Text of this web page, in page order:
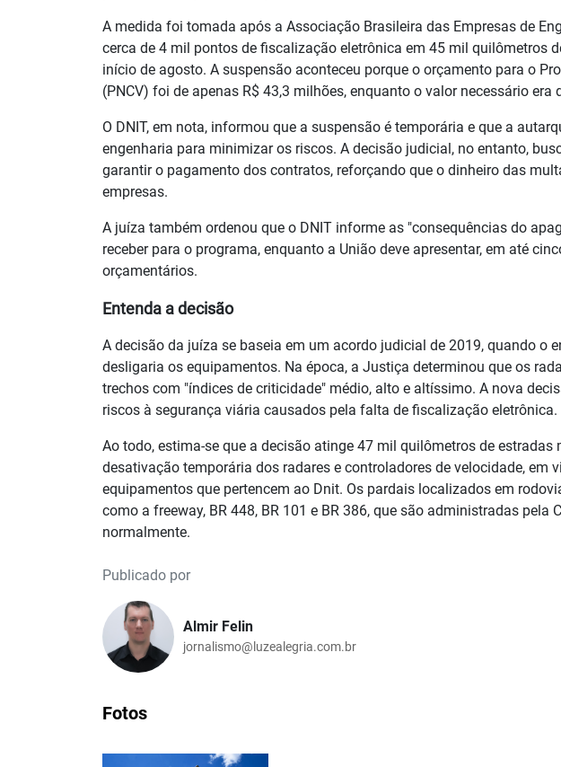
A medida foi tomada após a Associação Brasileira das Empresas de
cerca de 4 mil pontos de fiscalização eletrônica em 45 mil quilômetros
início de agosto. A suspensão aconteceu porque o orçamento para o
(PNCV) foi de apenas R$ 43,3 milhões, enquanto o valor necessário era
O DNIT, em nota, informou que a suspensão é temporária e que a
engenharia para minimizar os riscos. A decisão judicial, no entanto,
garantir o pagamento dos contratos, reforçando que o dinheiro das
empresas.
A juíza também ordenou que o DNIT informe as "consequências do
receber para o programa, enquanto a União deve apresentar, em até
orçamentários.
Entenda a decisão
A decisão da juíza se baseia em um acordo judicial de 2019, quando o
desligaria os equipamentos. Na época, a Justiça determinou que os
trechos com "índices de criticidade" médio, alto e altíssimo. A nova
riscos à segurança viária causados pela falta de fiscalização eletrônica.
Ao todo, estima-se que a decisão atinge 47 mil quilômetros de
desativação temporária dos radares e controladores de velocidade, em
equipamentos que pertencem ao Dnit. Os pardais localizados em
como a freeway, BR 448, BR 101 e BR 386, que são administradas pela
normalmente.
Publicado por
Almir Felin
jornalismo@luzealegria.com.br
Fotos